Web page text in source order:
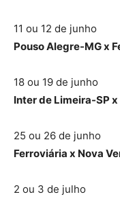
11 ou 12 de junho
Pouso Alegre-MG x
18 ou 19 de junho
Inter de Limeira-SP
25 ou 26 de junho
Ferroviária x Nova
2 ou 3 de julho